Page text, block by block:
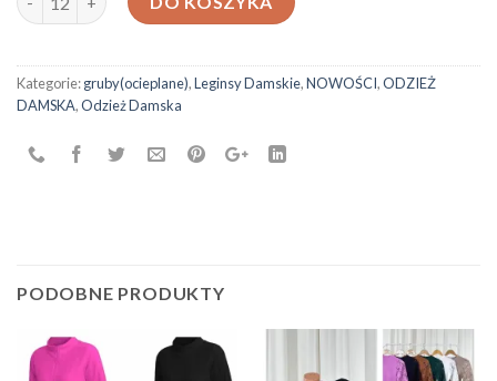
Kategorie:gruby(ocieplane),Leginsy Damskie,NOWOŚCI,ODZIEŻ
DAMSKA,Odzież Damska
PODOBNE PRODUKTY